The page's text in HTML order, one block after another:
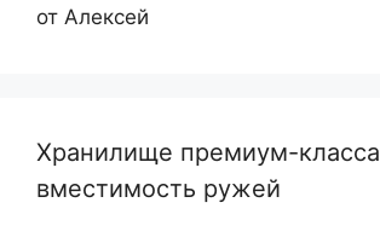
от Алексей
Хранилище премиум-класса
вместимость ружей